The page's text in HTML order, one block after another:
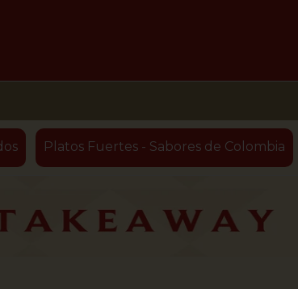
Platos Fuertes - Sabores de Colombia